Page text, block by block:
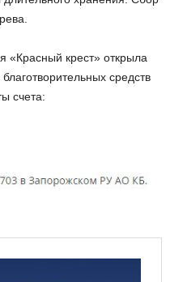
«Красный крест» открыла
средств
счета: